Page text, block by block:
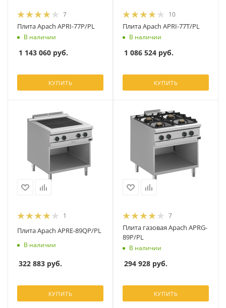
7
Плита Apach APRI-77P/PL
В наличии
1 143 060 руб.
КУПИТЬ
10
Плита Apach APRI-77T/PL
В наличии
1 086 524 руб.
КУПИТЬ
1
Плита Apach APRE-89QP/PL
В наличии
322 883 руб.
КУПИТЬ
7
Плита газовая Apach APRG-
89P/PL
В наличии
294 928 руб.
КУПИТЬ